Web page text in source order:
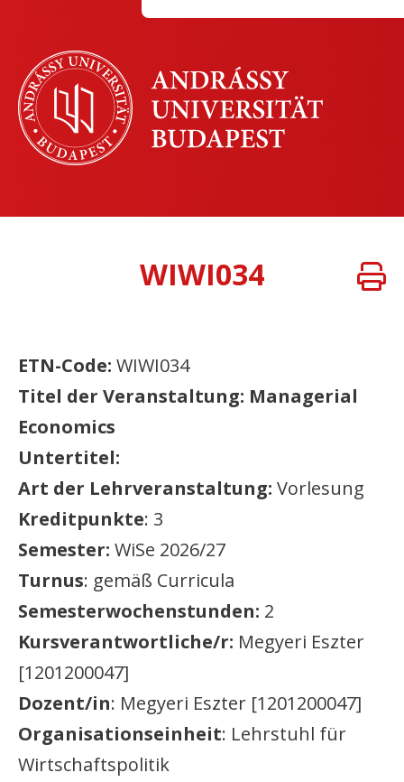
WIWI034
ETN-Code: WIWI034
Titel der Veranstaltung: Managerial
Economics
Untertitel:
Art der Lehrveranstaltung: Vorlesung
Kreditpunkte: 3
Semester: WiSe 2026/27
Turnus: gemäß Curricula
Semesterwochenstunden: 2
Kursverantwortliche/r: Megyeri Eszter
[1201200047]
Dozent/in: Megyeri Eszter [1201200047]
Organisationseinheit: Lehrstuhl für
Wirtschaftspolitik